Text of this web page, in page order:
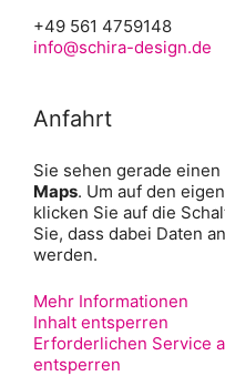
+49 561 4759148
info@schira-design.de
Anfahrt
Sie sehen gerade
Maps. Um auf den
klicken Sie auf die
Sie, dass dabei Daten
werden.
Mehr Informationen
Inhalt entsperren
Erforderlichen Service
entsperren